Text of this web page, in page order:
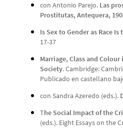
con Antonio Parejo. Las
Prostitutas, Antequera,
Is Sex to Gender as Race
17-37
Marriage, Class and
Society. Cambridge:
Publicado en castellano
con Sandra Azeredo (eds.).
The Social Impact of the
(eds.). Eight Essays on the